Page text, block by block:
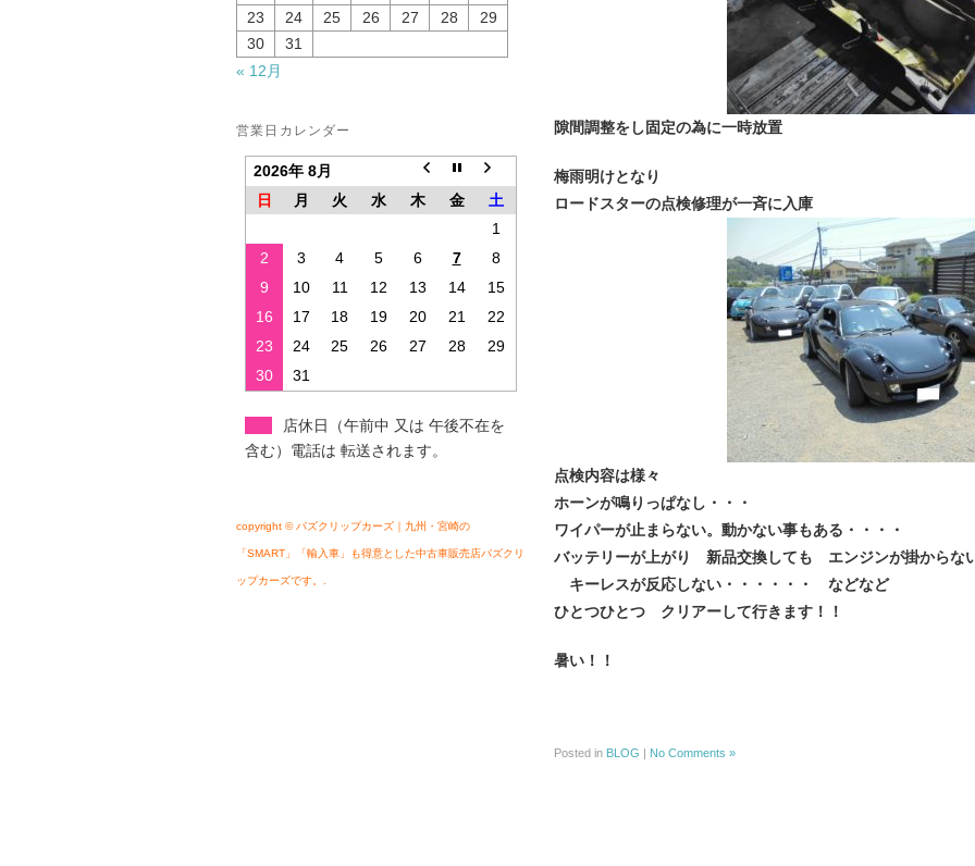
23
24 25 26 27 28
29
30
31
« 12月
営業日カレンダー
2026年 8月
日
月 火 水 木 金
土
1
2
3 4 5 6 7
8
9
10 11 12 13 14
15
16
17 18 19 20 21
22
23
24 25 26 27 28
29
30
31
店休日（午前中 又は 午後不在を
含む）電話は 転送されます。
copyright © バズクリップカーズ｜九州・宮崎の
「SMART」「輸入車」も得意とした中古車販売店バズクリ
ップカーズです。.
隙間調整をし固定の為に一時放置
梅雨明けとなり
ロードスターの点検修理が一斉に入庫
点検内容は様々
ホーンが鳴りっぱなし・・・
ワイパーが止まらない。動かない事もある・・・・
バッテリーが上がり 新品交換しても エンジンが掛からな
キーレスが反応しない・・・・・・ などなど
ひとつひとつ クリアーして行きます！！
暑い！！
Posted in BLOG | No Comments »